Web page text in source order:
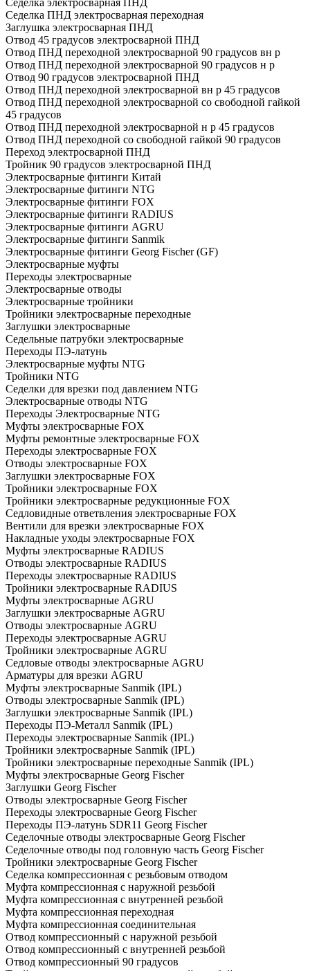
Седелка электросварная ПНД
Седелка ПНД электросварная переходная
Заглушка электросварная ПНД
Отвод 45 градусов электросварной ПНД
Отвод ПНД переходной электросварной 90 градусов вн р
Отвод ПНД переходной электросварной 90 градусов н р
Отвод 90 градусов электросварной ПНД
Отвод ПНД переходной электросварной вн р 45 градусов
Отвод ПНД переходной электросварной со свободной гайкой
45 градусов
Отвод ПНД переходной электросварной н р 45 градусов
Отвод ПНД переходной со свободной гайкой 90 градусов
Переход электросварной ПНД
Тройник 90 градусов электросварной ПНД
Электросварные фитинги Китай
Электросварные фитинги NTG
Электросварные фитинги FOX
Электросварные фитинги RADIUS
Электросварные фитинги AGRU
Электросварные фитинги Sanmik
Электросварные фитинги Georg Fischer (GF)
Электросварные муфты
Переходы электросварные
Электросварные отводы
Электросварные тройники
Тройники электросварные переходные
Заглушки электросварные
Седельные патрубки электросварные
Переходы ПЭ-латунь
Электросварные муфты NTG
Тройники NTG
Седелки для врезки под давлением NTG
Электросварные отводы NTG
Переходы Электросварные NTG
Муфты электросварные FOX
Муфты ремонтные электросварные FOX
Переходы электросварные FOX
Отводы электросварные FOX
Заглушки электросварные FOX
Тройники электросварные FOX
Тройники электросварные редукционные FOX
Седловидные ответвления электросварные FOX
Вентили для врезки электросварные FOX
Накладные уходы электросварные FOX
Муфты электросварные RADIUS
Отводы электросварные RADIUS
Переходы электросварные RADIUS
Тройники электросварные RADIUS
Муфты электросварные AGRU
Заглушки электросварные AGRU
Отводы электросварные AGRU
Переходы электросварные AGRU
Тройники электросварные AGRU
Седловые отводы электросварные AGRU
Арматуры для врезки AGRU
Муфты электросварные Sanmik (IPL)
Отводы электросварные Sanmik (IPL)
Заглушки электросварные Sanmik (IPL)
Переходы ПЭ-Металл Sanmik (IPL)
Переходы электросварные Sanmik (IPL)
Тройники электросварные Sanmik (IPL)
Тройники электросварные переходные Sanmik (IPL)
Муфты электросварные Georg Fischer
Заглушки Georg Fischer
Отводы электросварные Georg Fischer
Переходы электросварные Georg Fischer
Переходы ПЭ-латунь SDR11 Georg Fischer
Седелочные отводы электросварные Georg Fischer
Седелочные отводы под головную часть Georg Fischer
Тройники электросварные Georg Fischer
Седелка компрессионная с резьбовым отводом
Муфта компрессионная с наружной резьбой
Муфта компрессионная с внутренней резьбой
Муфта компрессионная переходная
Муфта компрессионная соединительная
Отвод компрессионный с наружной резьбой
Отвод компрессионный с внутренней резьбой
Отвод компрессионный 90 градусов